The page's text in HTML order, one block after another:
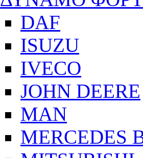
DAF
ISUZU
IVECO
JOHN DEERE
MAN
MERCEDES